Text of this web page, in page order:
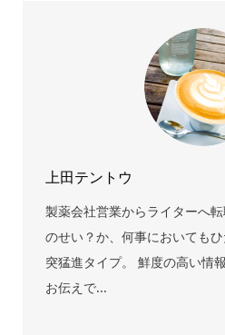
上田テントウ
製薬会社営業からライターへ
のせい？か、何事においても
突猛進タイプ。 鮮度の高い情
お伝えで...